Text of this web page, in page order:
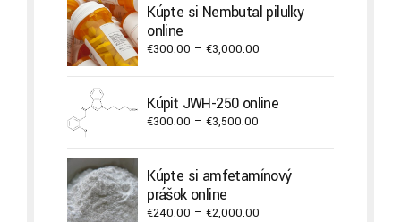
through
Kúpte si Nembutal pilulky
online
€300.00 – €3,000.00
through
Kúpiť JWH-250 online
€300.00 – €3,500.00
through
Kúpte si amfetamínový
prášok online
€240.00 – €2,000.00